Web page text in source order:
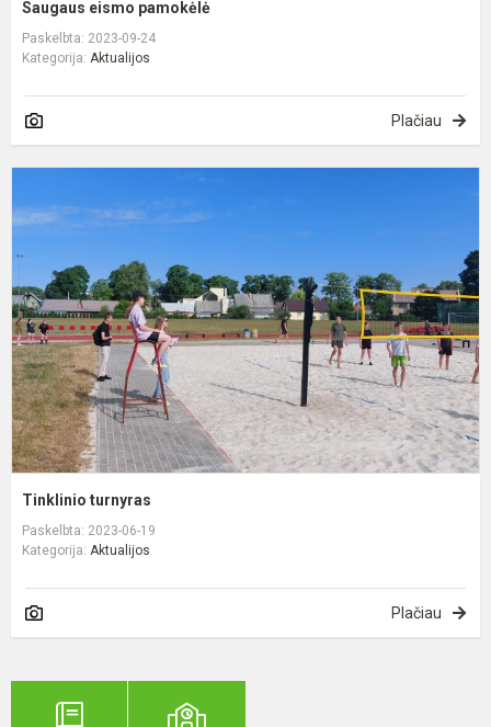
Saugaus eismo pamokėlė
Paskelbta: 2023-09-24
Kategorija: Aktualijos
Plačiau
Tinklinio turnyras
Paskelbta: 2023-06-19
Kategorija: Aktualijos
Plačiau